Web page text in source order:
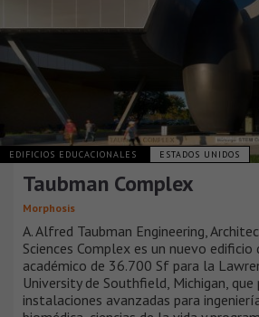
EDIFICIOS EDUCACIONALES ESTADOS UNIDOS
Taubman Complex
Morphosis
A. Alfred Taubman Engineering,
Sciences Complex es un nuevo
académico de 36.700 Sf para la
University de Southfield, Michigan, que
instalaciones avanzadas para